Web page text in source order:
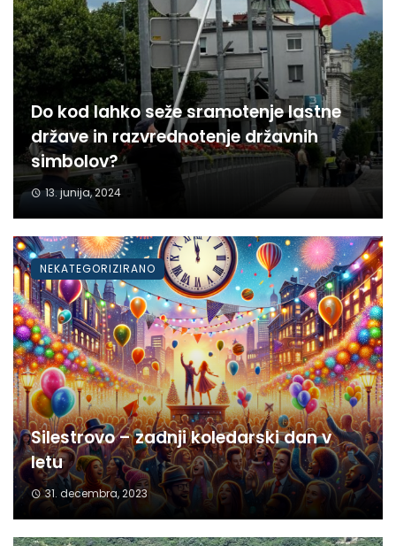
Do kod lahko seže sramotenje lastne
države in razvrednotenje državnih
simbolov?
13. junija, 2024
Silestrovo – zadnji koledarski dan v
letu
31. decembra, 2023
NEKATEGORIZIRANO